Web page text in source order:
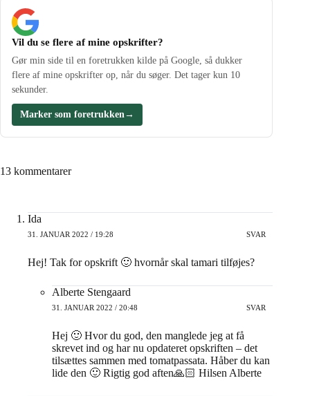
Vil du se flere af mine opskrifter?
Gør min side til en foretrukken kilde på Google, så dukker
flere af mine opskrifter op, når du søger. Det tager kun 10
sekunder.
Marker som foretrukken→
13 kommentarer
Ida
31. JANUAR 2022 / 19:28 SVAR
Hej! Tak for opskrift 🙂 hvornår skal tamari tilføjes?
Alberte Stengaard
31. JANUAR 2022 / 20:48 SVAR
Hej 🙂 Hvor du god, den manglede jeg at få
skrevet ind og har nu opdateret opskriften – det
tilsættes sammen med tomatpassata. Håber du kan
lide den 🙂 Rigtig god aften🙏🏻 Hilsen Alberte